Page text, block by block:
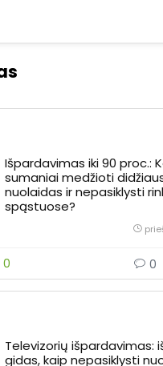
Išpardavimas iki 90 proc.:
sumaniai medžioti
nuolaidas ir nepasiklysti
spąstuose?
0 0
Televizorių išpardavimas:
gidas, kaip nepasiklysti